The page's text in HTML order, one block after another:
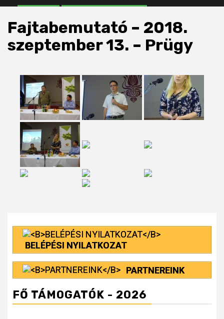
Fajtabemutató – 2018.
szeptember 13. – Prügy
BELÉPÉSI NYILATKOZAT
PARTNEREINK
FŐ TÁMOGATÓK - 2026